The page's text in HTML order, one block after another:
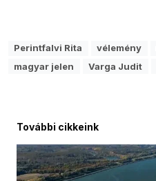
Perintfalvi Rita vélemény
magyar jelen
Varga Judit
További cikkeink